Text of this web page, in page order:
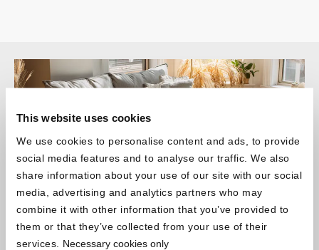
This website uses cookies
We use cookies to personalise content and ads, to provide
social media features and to analyse our traffic. We also
share information about your use of our site with our social
media, advertising and analytics partners who may
combine it with other information that you’ve provided to
them or that they’ve collected from your use of their
services. Necessary cookies only